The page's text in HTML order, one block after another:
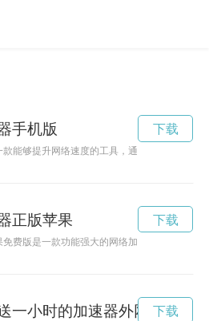
手机版
款能够提升网络速度的工具，通过优化网络连
下载
正版苹果
免费版是一款功能强大的网络加速工具，可以
下载
一小时的加速器外网 下载